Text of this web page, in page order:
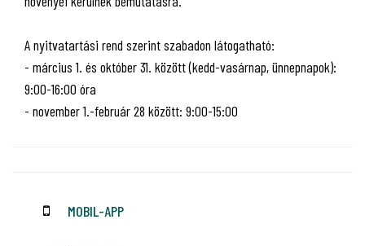
A nyitvatartási rend szerint szabadon látogatható:
- március 1. és október 31. között (kedd-vasárnap, ünnepnapok):
9:00-16:00 óra
- november 1.-február 28 között: 9:00-15:00
MOBIL-APP